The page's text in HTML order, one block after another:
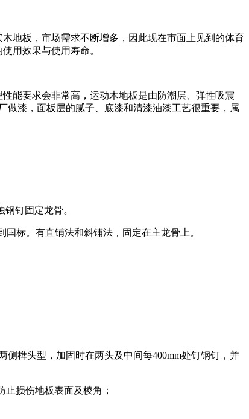
地板，市场需求不断增多，因此现在市面上见到的体育
用效果与使用寿命。
能要求会非常高，运动木地板是由防潮层、弹性吸震
做漆，面板层的腻子、底漆和清漆油漆工艺很重要，属
钉固定龙骨。
标。有直铺法和斜铺法，固定在主龙骨上。
榫头型，加固时在两头及中间每400mm处钉钢钉，并
损伤地板表面及棱角；